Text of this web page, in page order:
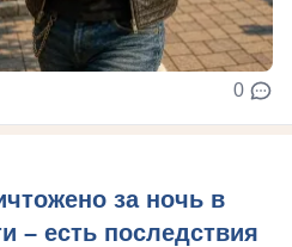
0
за ночь в
– есть последствия